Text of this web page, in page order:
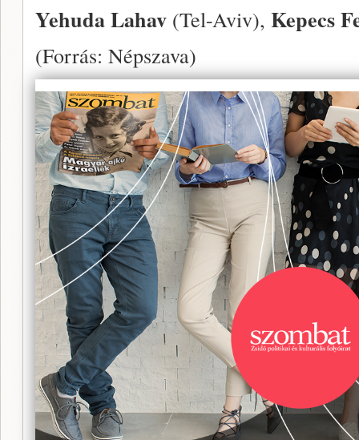
Yehuda Lahav (Tel-Aviv), Kepecs
(Forrás: Népszava)